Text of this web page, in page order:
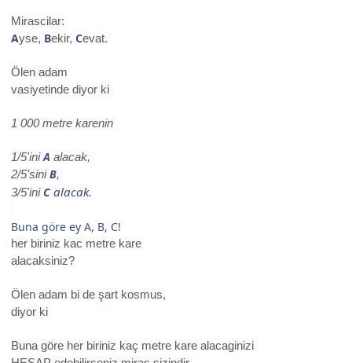
Mirascilar:
Ayse, Bekir, Cevat.
Ölen adam
vasiyetinde diyor ki
1 000 metre karenin
1/5'iniA alacak,
2/5'siniB,
3/5'ini C alacak.
Buna göre ey A, B, C!
her biriniz kac metre kare
alacaksiniz?
Ölen adam bi de şart kosmus,
diyor ki
Buna göre her biriniz kaç metre kare alacaginizi